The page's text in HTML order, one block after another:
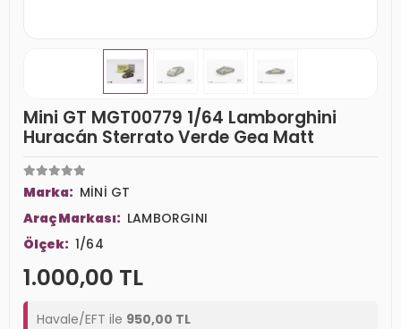
Mini GT MGT00779 1/64 Lamborghini
Huracán Sterrato Verde Gea Matt
Marka: MİNİ GT
Araç Markası: LAMBORGINI
Ölçek: 1/64
1.000,00 TL
Havale/EFT ile 950,00 TL